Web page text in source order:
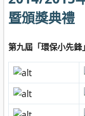
暨頒獎典禮
第九屆「環保小先鋒